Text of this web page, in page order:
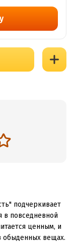
подчеркивает
в повседневной
ценным, и
обыденных вещах.